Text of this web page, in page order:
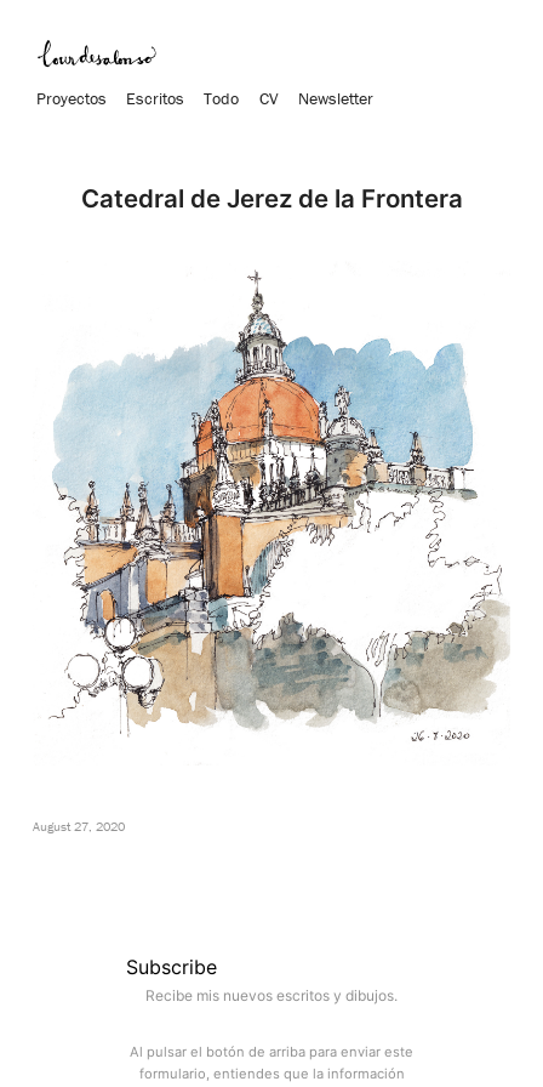
Proyectos Escritos Todo CV Newsletter
Catedral de Jerez de la Frontera
August 27, 2020
Subscribe
Recibe mis nuevos escritos y dibujos.
Al pulsar el botón de arriba para enviar este
formulario, entiendes que la información